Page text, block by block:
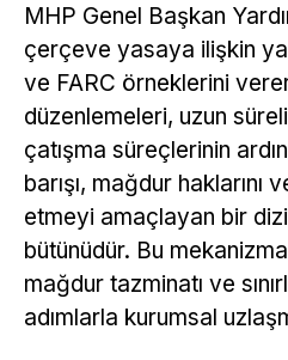
MHP Genel Başkan
çerçeve yasaya ilişkin
ve FARC örneklerini
düzenlemeleri, uzun
çatışma süreçlerinin
barışı, mağdur haklarını
etmeyi amaçlayan bir
bütünüdür. Bu
mağdur tazminatı ve
adımlarla kurumsal